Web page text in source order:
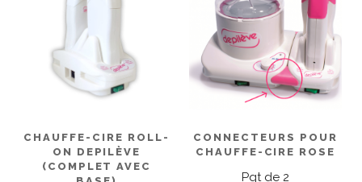
CHAUFFE-CIRE ROLL-
ON DEPILÈVE
(COMPLET AVEC
CONNECTEURS POUR
CHAUFFE-CIRE ROSE
Pqt de 2